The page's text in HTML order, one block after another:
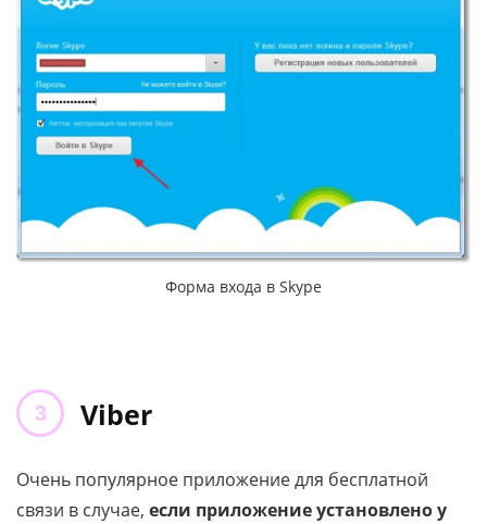
Форма входа в Skype
Viber
Очень популярное приложение для бесплатной
связи в случае, если приложение установлено у